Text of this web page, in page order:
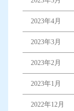
2023年4月
2023年3月
2023年2月
2023年1月
2022年12月